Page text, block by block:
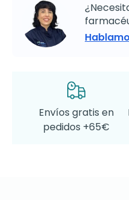
Envíos gratis en
pedidos +65€